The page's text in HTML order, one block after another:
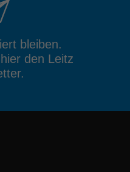
bleiben.
den Leitz